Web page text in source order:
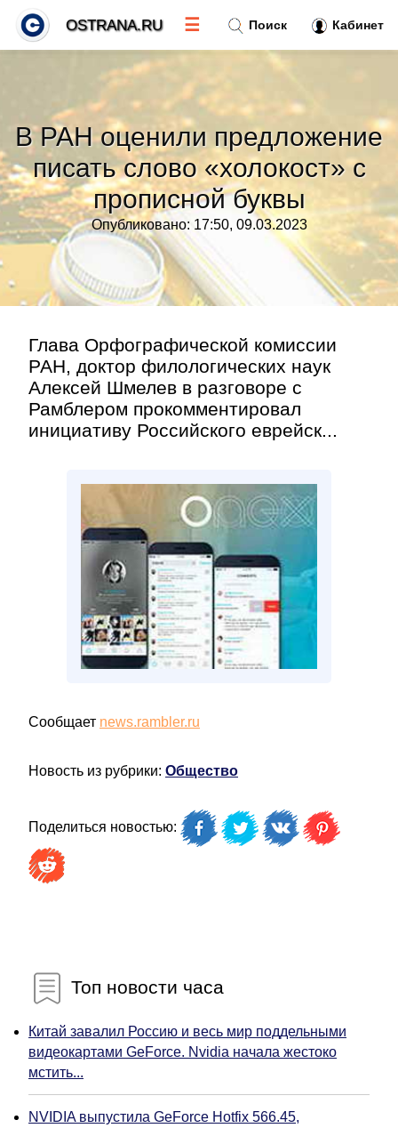
В РАН оценили предложение
писать слово «холокост» с
прописной буквы
Опубликовано: 17:50, 09.03.2023
Глава Орфографической комиссии
РАН, доктор филологических наук
Алексей Шмелев в разговоре с
Рамблером прокомментировал
инициативу Российского еврейск...
Сообщает news.rambler.ru
Новость из рубрики: Общество
Поделиться новостью:
Топ новости часа
Китай завалил Россию и весь мир поддельными
видеокартами GeForce. Nvidia начала жестоко
мстить...
NVIDIA выпустила GeForce Hotfix 566.45,
Поиск Кабинет
OSTRANA.RU ☰
Тренды новостей »
Рубрики»
Правила
Контакт»